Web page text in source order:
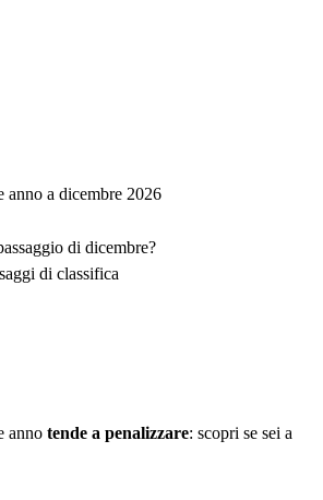
anno a dicembre 2026
di dicembre?
di classifica
anno tende a penalizzare: scopri se sei a